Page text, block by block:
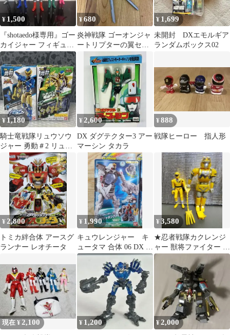
¥ 1,500
『shotaedo様専用』ゴー
カイジャー フィギュア
五体セット
¥680
炎神戦隊 ゴーオンジャ
ートリプターの翼セッ
トX① ジェットラスの
ミサイルX②
¥1,699
未開封 DXエモルギア
ランダムボックス02
¥1,180
騎士竜戦隊リュウソウ
ジャー 勇動＃2 リュウ
ソウゴールド ビリビリ
強竜装セット
¥2,600
DX ダグテクター3 アー
マーシン タカラ
¥888
戦隊ヒーロー 指人形
¥ 2,800
トミカ絆合体 アースグ
ランナー レオチータ
¥ 1,990
キュウレンジャー キ
ュータマ 合体 06 DX ヘ
ビツカイボイジャー
¥3,580
★忍者戦隊カクレンジ
ャー 獣将ファイター バ
トルクマード ニンジャ
イエロー
現在 ¥ 2,100 ¥ 1,200 ¥2,000